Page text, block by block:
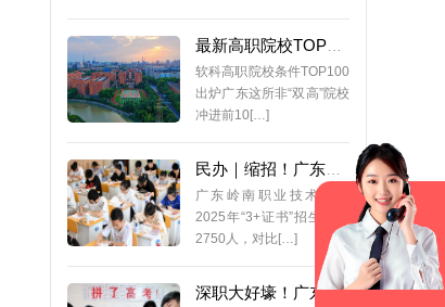
软科高职院校条件TOP100
出炉广东这所非“双高”院校
冲进前10[…]
广东岭南职业技术学院
2025年“3+证书”招生计划
2750人，对比[…]
深职大好壕！广东高职院校最有钱大学排名出炉